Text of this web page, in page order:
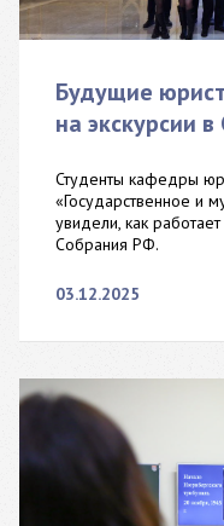
Будущие
на экскурсии
Студенты кафедры
«Государственное и
увидели, как
Собрания РФ.
03.12.2025